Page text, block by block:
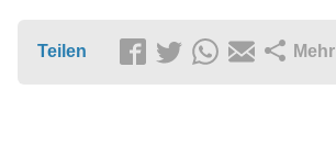
Teilen Mehr